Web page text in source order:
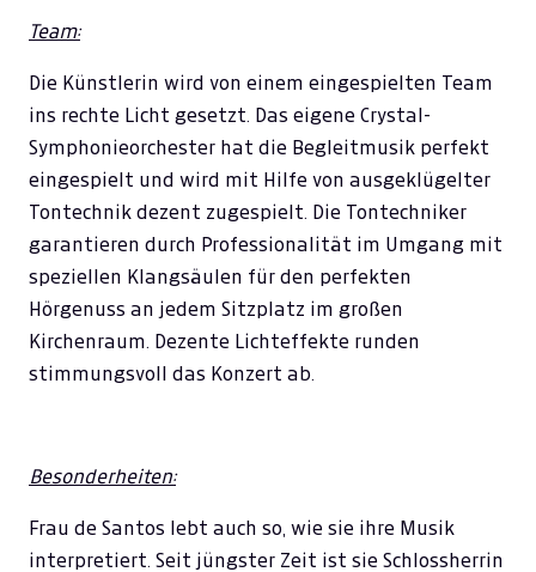
Team:
Die Künstlerin wird von einem eingespielten Team
ins rechte Licht gesetzt. Das eigene Crystal-
Symphonieorchester hat die Begleitmusik perfekt
eingespielt und wird mit Hilfe von ausgeklügelter
Tontechnik dezent zugespielt. Die Tontechniker
garantieren durch Professionalität im Umgang mit
speziellen Klangsäulen für den perfekten
Hörgenuss an jedem Sitzplatz im großen
Kirchenraum. Dezente Lichteffekte runden
stimmungsvoll das Konzert ab.
Besonderheiten:
Frau de Santos lebt auch so, wie sie ihre Musik
interpretiert. Seit jüngster Zeit ist sie Schlossherrin